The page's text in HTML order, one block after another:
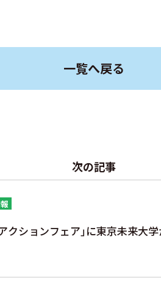
一覧へ戻る
次の記事
クションフェア」に東京未来大